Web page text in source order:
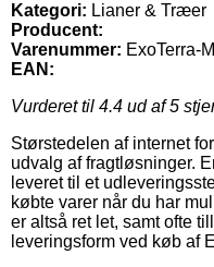
Kategori: Lianer & Træer
Producent:
Varenummer: ExoTerra-
EAN:
Vurderet til 4.4 ud af 5
Størstedelen af internet
udvalg af fragtløsninger.
leveret til et
købte varer når du har
er altså ret let, samt ofte
leveringsform ved køb af